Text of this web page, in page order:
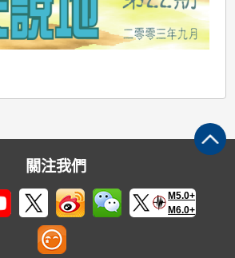
關注我們
M5.0+
M6.0+